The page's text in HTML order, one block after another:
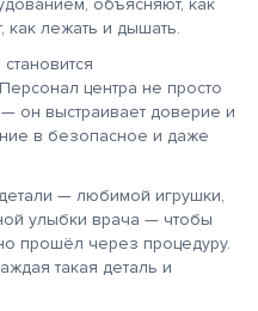
объясняют, как
как лежать и дышать.
центра не просто
он выстраивает доверие и
в безопасное и даже
— любимой игрушки,
улыбки врача — чтобы
прошёл через процедуру.
такая деталь и